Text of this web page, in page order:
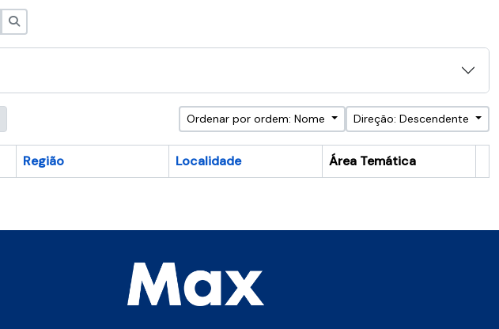
Ordenar por ordem: Nome Direção: Descendente
Região Localidade
Área Temática